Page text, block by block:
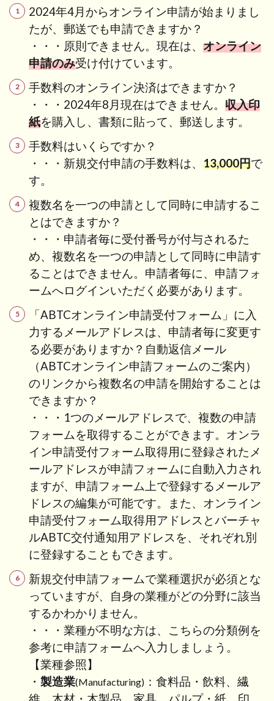
1.2
バー
チャ
ル
ABTC
につ
1.3
有効
なプ
チッ
ク
ABTC
を所
持し
てい
る方
1.4
イス
に関
する
質問
1.5
申請
要件
1.6
書類
につ
いて
1.7
海外
から
申請
する
1.8
の照
会
1.9
2024年4月からオンライン申請が始まりまし
たが、郵送でも申請できますか？
・・・原則できません。現在は、オンライン
申請のみ受け付けています。
手数料のオンライン決済はできますか？
・・・2024年8月現在はできません。収入印
紙を購入し、書類に貼って、郵送します。
手数料はいくらですか？
・・・新規交付申請の手数料は、13,000円で
す。
複数名を一つの申請として同時に申請するこ
とはできますか？
・・・申請者毎に受付番号が付与されるた
め、複数名を一つの申請として同時に申請す
ることはできません。申請者毎に、申請フォ
ームへログインいただく必要があります。
「ABTCオンライン申請受付フォーム」に入
力するメールアドレスは、申請者毎に変更す
る必要がありますか？自動返信メール
（ABTCオンライン申請フォームのご案内）
のリンクから複数名の申請を開始することは
できますか？
・・・1つのメールアドレスで、複数の申請
フォームを取得することができます。オンラ
イン申請受付フォーム取得用に登録されたメ
ールアドレスが申請フォームに自動入力され
ますが、申請フォーム上で登録するメールア
ドレスの編集が可能です。また、オンライン
申請受付フォーム取得用アドレスとバーチャ
ルABTC交付通知用アドレスを、それぞれ別
に登録することもできます。
新規交付申請フォームで業種選択が必須とな
っていますが、自身の業種がどの分野に該当
するかわかりません。
・・・業種が不明な方は、こちらの分類例を
参考に申請フォームへ入力しましょう。
【業種参照】
・製造業(Manufacturing) ：食料品・飲料、繊
維、木材・木製品、家具、パルプ・紙、印